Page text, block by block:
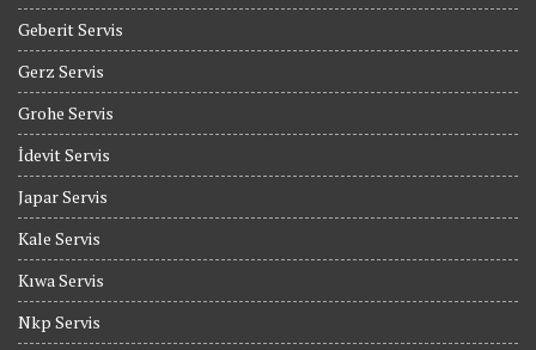
Geberit Servis
Gerz Servis
Grohe Servis
İdevit Servis
Japar Servis
Kale Servis
Kıwa Servis
Nkp Servis